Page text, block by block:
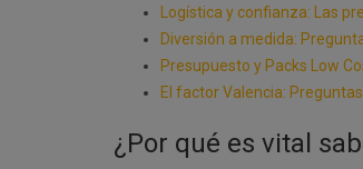
Logística y confianza: Las
Diversión a medida:
Presupuesto y Packs Low
El factor Valencia:
¿Por qué es vital